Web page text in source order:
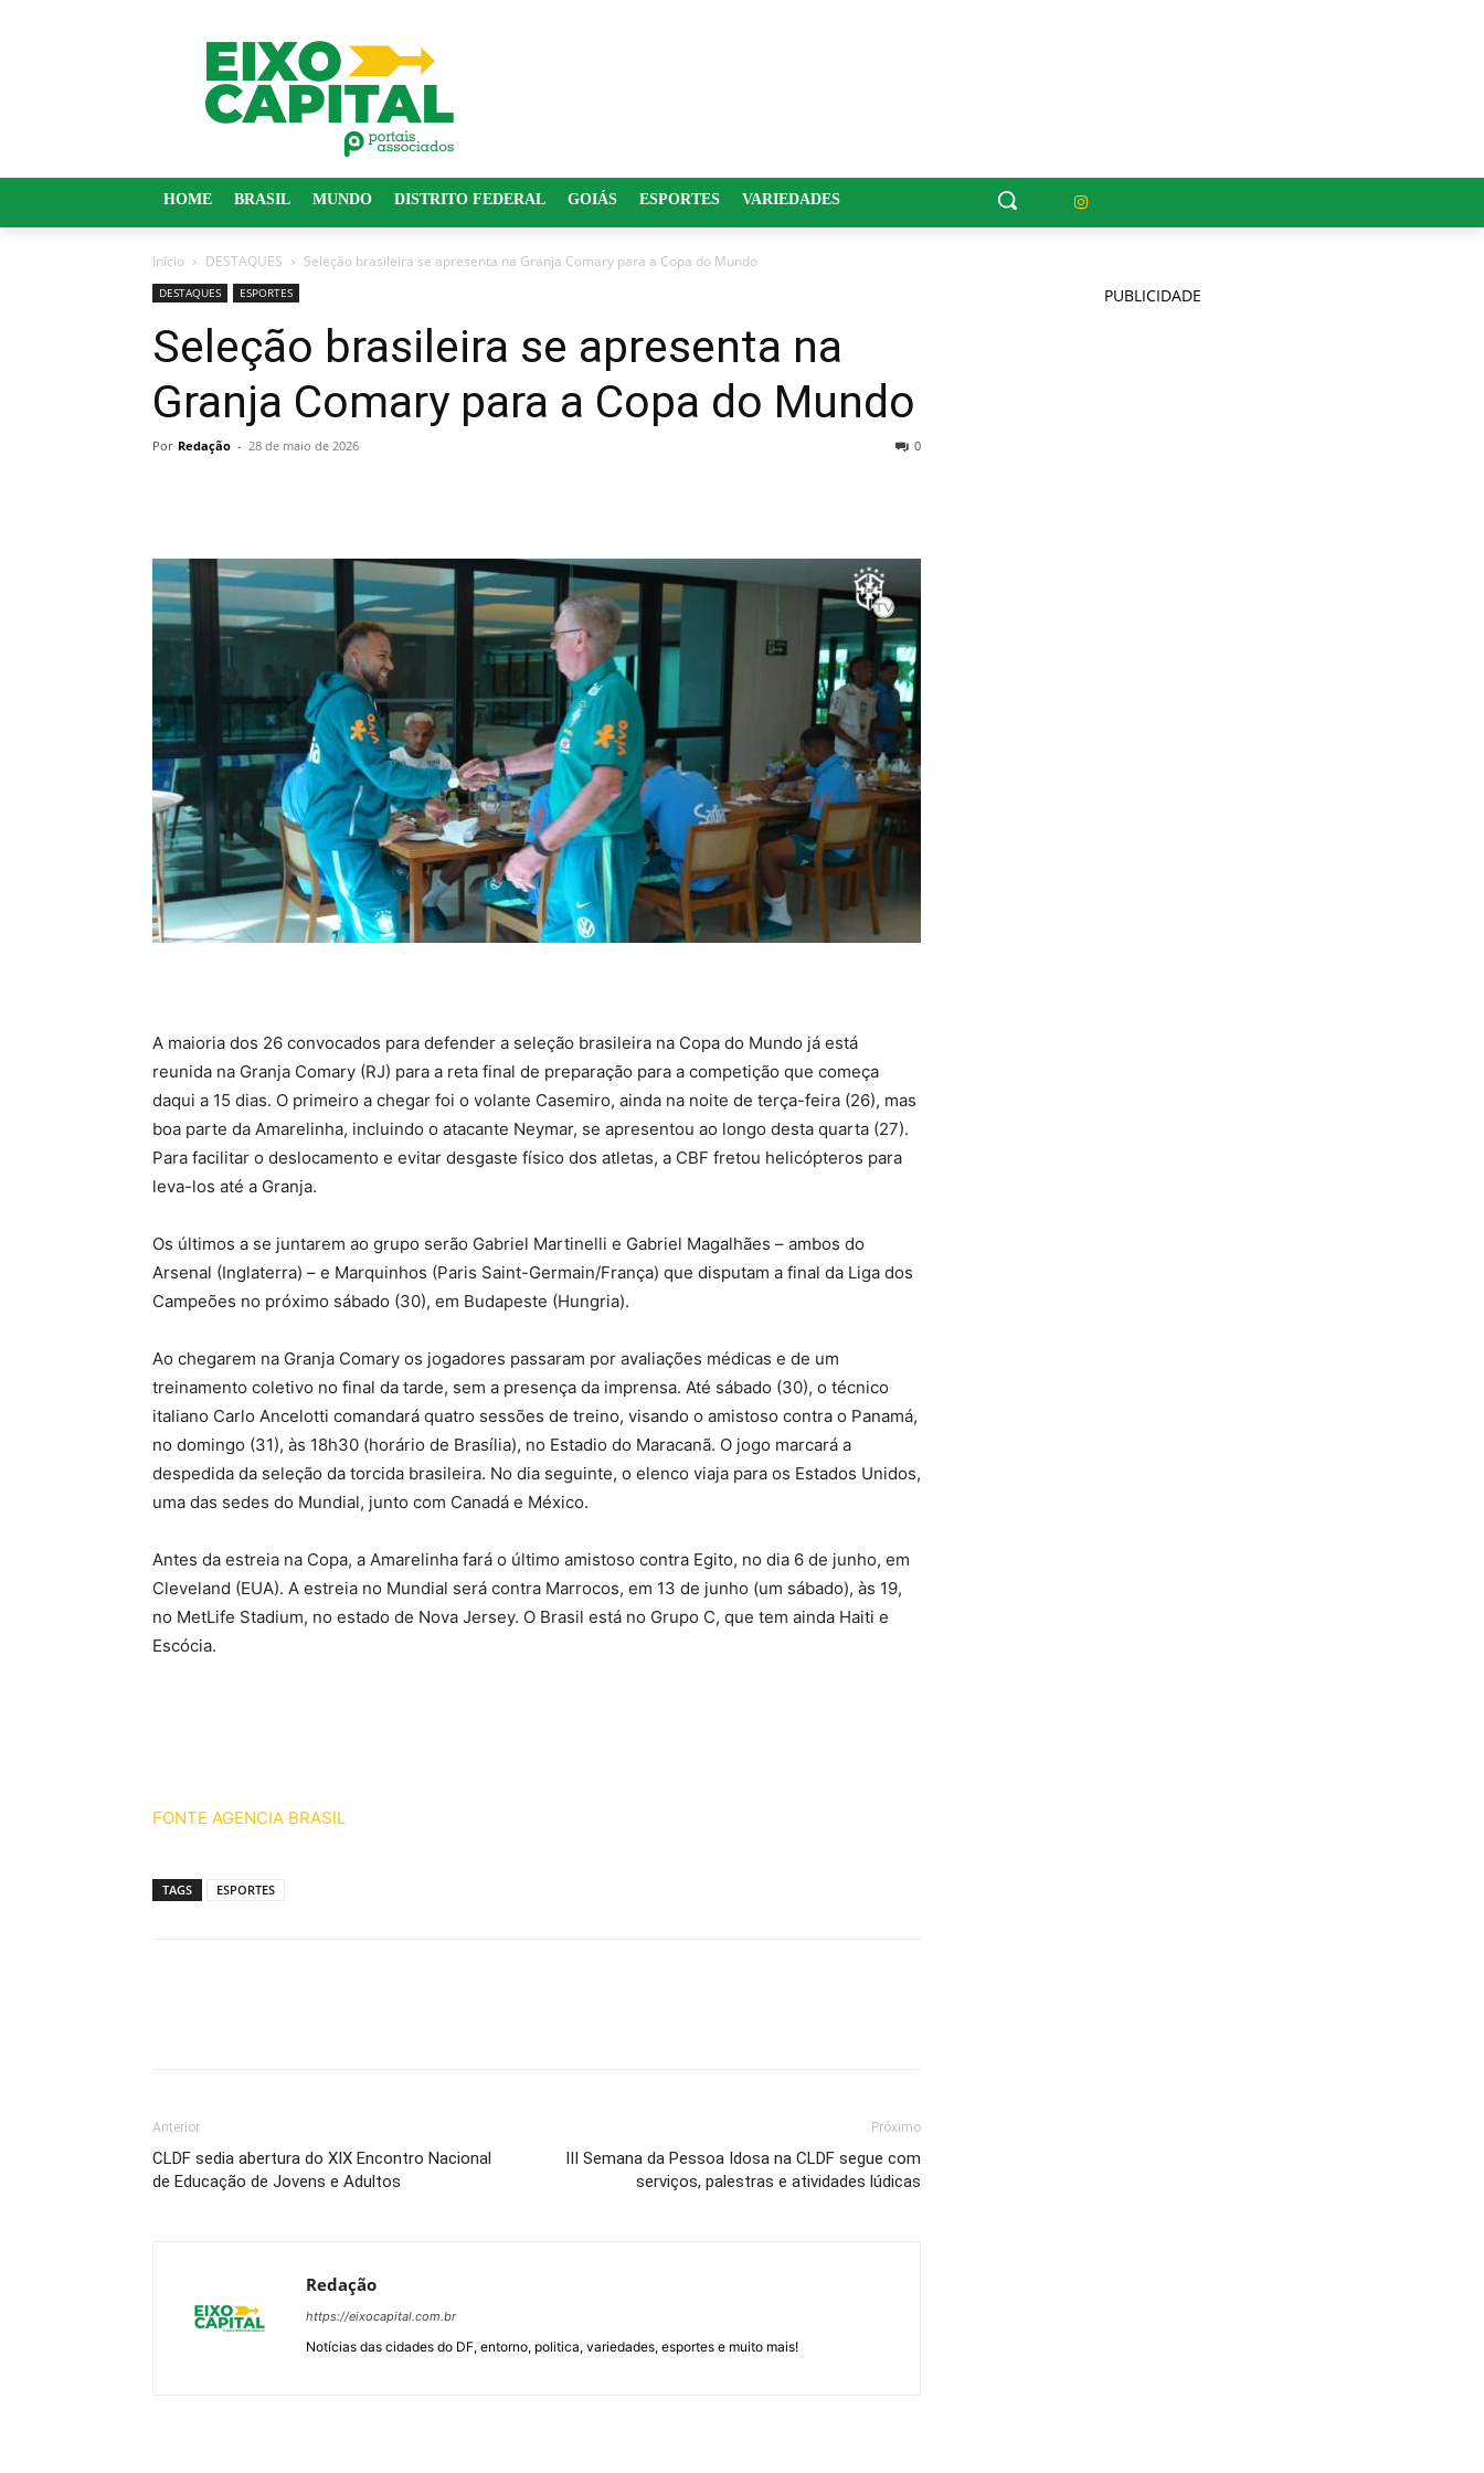
HOME BRASIL MUNDO DISTRITO FEDERAL GOIÁS ESPORTES VARIEDADES
Início DESTAQUES Seleção brasileira se apresenta na Granja Comary para a Copa do Mundo
DESTAQUES ESPORTES
Seleção brasileira se apresenta na
Granja Comary para a Copa do Mundo
Por Redação - 28 de maio de 2026 0
A maioria dos 26 convocados para defender a seleção brasileira na Copa do Mundo já está
reunida na Granja Comary (RJ) para a reta final de preparação para a competição que começa
daqui a 15 dias. O primeiro a chegar foi o volante Casemiro, ainda na noite de terça-feira (26), mas
boa parte da Amarelinha, incluindo o atacante Neymar, se apresentou ao longo desta quarta (27).
Para facilitar o deslocamento e evitar desgaste físico dos atletas, a CBF fretou helicópteros para
leva-los até a Granja.
Os últimos a se juntarem ao grupo serão Gabriel Martinelli e Gabriel Magalhães – ambos do
Arsenal (Inglaterra) – e Marquinhos (Paris Saint-Germain/França) que disputam a final da Liga dos
Campeões no próximo sábado (30), em Budapeste (Hungria).
Ao chegarem na Granja Comary os jogadores passaram por avaliações médicas e de um
treinamento coletivo no final da tarde, sem a presença da imprensa. Até sábado (30), o técnico
italiano Carlo Ancelotti comandará quatro sessões de treino, visando o amistoso contra o Panamá,
no domingo (31), às 18h30 (horário de Brasília), no Estadio do Maracanã. O jogo marcará a
despedida da seleção da torcida brasileira. No dia seguinte, o elenco viaja para os Estados Unidos,
uma das sedes do Mundial, junto com Canadá e México.
Antes da estreia na Copa, a Amarelinha fará o último amistoso contra Egito, no dia 6 de junho, em
Cleveland (EUA). A estreia no Mundial será contra Marrocos, em 13 de junho (um sábado), às 19,
no MetLife Stadium, no estado de Nova Jersey. O Brasil está no Grupo C, que tem ainda Haiti e
Escócia.
FONTE AGENCIA BRASIL
TAGS ESPORTES
Anterior
CLDF sedia abertura do XIX Encontro Nacional
de Educação de Jovens e Adultos
Próximo
III Semana da Pessoa Idosa na CLDF segue com
serviços, palestras e atividades lúdicas
Redação
https://eixocapital.com.br
Notícias das cidades do DF, entorno, politica, variedades, esportes e muito mais!
PUBLICIDADE